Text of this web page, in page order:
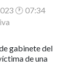
🕐 07:34
gabinete del
de una